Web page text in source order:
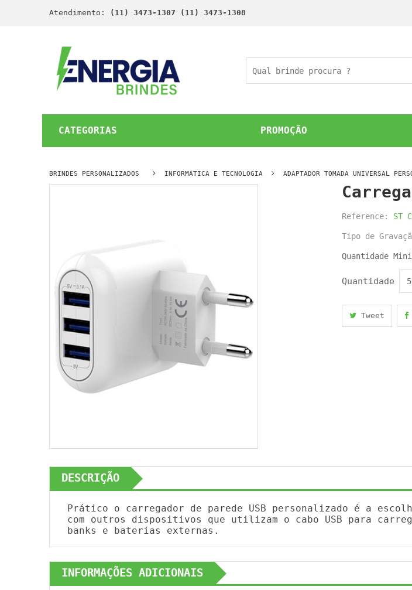
Atendimento: (11) 3473-1307 (11) 3473-1308
CATEGORIAS PROMOÇÃO
BRINDES PERSONALIZADOS INFORMÁTICA E TECNOLOGIA ADAPTADOR TOMADA UNIVERSAL
Reference: ST
Tipo de
Quantidade
Quantidade
Tweet
DESCRIÇÃO
Prático o carregador de parede USB personalizado é a
com outros dispositivos que utilizam o cabo USB para
banks e baterias externas.
INFORMAÇÕES ADICIONAIS